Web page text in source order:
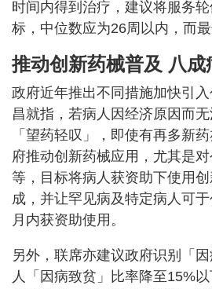
时间内得到治疗，建议将服务
标，中位数应为26周以内，而最
推动创新药械普及 八成
政府近年推出不同措施加快引
昌就指，若病人因经济原因而
「望药轻叹」，即使有再多新
府推动创新药械应用，尤其是
等，目标将病人获资助下使用
成，并让罕见病及特定病人可
月内获资助使用。
另外，联席亦建议政府识别「
人「因病致贫」比率降至15%